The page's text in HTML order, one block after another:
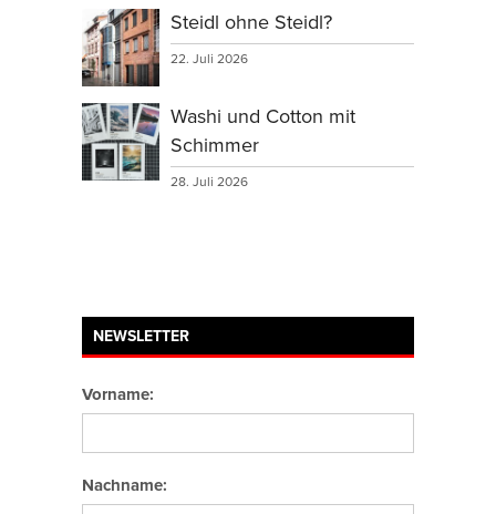
Steidl ohne Steidl?
22. Juli 2026
Washi und Cotton mit
Schimmer
28. Juli 2026
NEWSLETTER
Vorname:
Nachname: